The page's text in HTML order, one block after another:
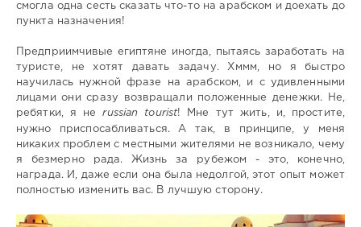
смогла одна сесть сказать что-то на арабском и доехать до
пункта назначения!
Предприимчивые египтяне иногда, пытаясь заработать на
туристе, не хотят давать задачу. Хммм, но я быстро
научилась нужной фразе на арабском, и с удивленными
лицами они сразу возвращали положенные денежки. Не,
ребятки, я неrussian tourist! Мне тут жить, и, простите,
нужно приспосабливаться. А так, в принципе, у меня
никаких проблем с местными жителями не возникало, чему
я безмерно рада. Жизнь за рубежом - это, конечно,
награда. И, даже если она была недолгой, этот опыт может
полностью изменить вас. В лучшую сторону.